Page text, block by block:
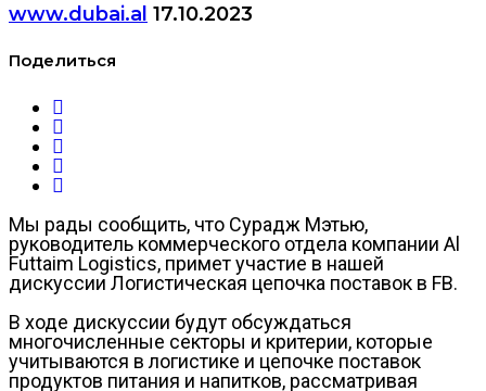
www.dubai.al 17.10.2023
Поделиться
Мы рады сообщить, что Сурадж Мэтью,
руководитель коммерческого отдела компании Al
Futtaim Logistics, примет участие в нашей
дискуссии Логистическая цепочка поставок в FB.
В ходе дискуссии будут обсуждаться
многочисленные секторы и критерии, которые
учитываются в логистике и цепочке поставок
продуктов питания и напитков, рассматривая